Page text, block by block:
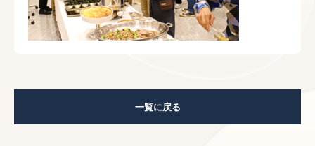
一覧に戻る